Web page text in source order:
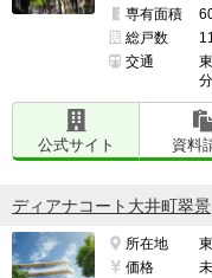
専有面積
総戸数
交通
公式サイト 資料
ディアナコート大井町翠景
所在地
価格